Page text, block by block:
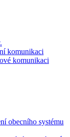
komunikaci
komunikaci
obecního systému